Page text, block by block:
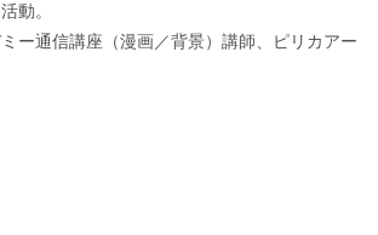
動。
ー通信講座（漫画／背景）講師、ピリカアー